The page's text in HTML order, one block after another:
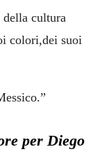
della cultura
colori,dei suoi
per Diego